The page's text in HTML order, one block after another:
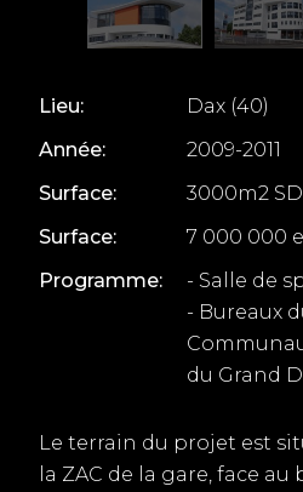
Lieu:
Dax (40)
Année:
2009-2011
Surface:
3000m2
Surface:
7 000 000
Programme:
- Salle de
- Bureaux
du Grand
Le terrain du projet est
la ZAC de la gare, face